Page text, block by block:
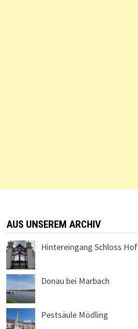
AUS UNSEREM ARCHIV
Hintereingang Schloss Hof
Donau bei Marbach
Pestsäule Mödling